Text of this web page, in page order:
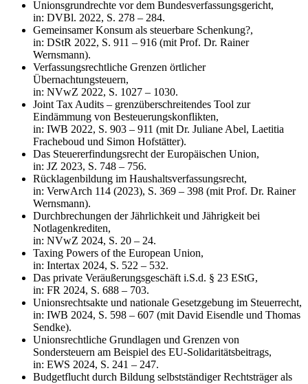
Unionsgrundrechte vor dem Bundesverfassungsgericht,
in: DVBl. 2022, S. 278 – 284.
Gemeinsamer Konsum als steuerbare Schenkung?,
in: DStR 2022, S. 911 – 916 (mit Prof. Dr. Rainer
Wernsmann).
Verfassungsrechtliche Grenzen örtlicher
Übernachtungsteuern,
in: NVwZ 2022, S. 1027 – 1030.
Joint Tax Audits – grenzüberschreitendes Tool zur
Eindämmung von Besteuerungskonflikten,
in: IWB 2022, S. 903 – 911 (mit Dr. Juliane Abel, Laetitia
Fracheboud und Simon Hofstätter).
Das Steuererfindungsrecht der Europäischen Union,
in: JZ 2023, S. 748 – 756.
Rücklagenbildung im Haushaltsverfassungsrecht,
in: VerwArch 114 (2023), S. 369 – 398 (mit Prof. Dr. Rainer
Wernsmann).
Durchbrechungen der Jährlichkeit und Jährigkeit bei
Notlagenkrediten,
in: NVwZ 2024, S. 20 – 24.
Taxing Powers of the European Union,
in: Intertax 2024, S. 522 – 532.
Das private Veräußerungsgeschäft i.S.d. § 23 EStG,
in: FR 2024, S. 688 – 703.
Unionsrechtsakte und nationale Gesetzgebung im Steuerrecht,
in: IWB 2024, S. 598 – 607 (mit David Eisendle und Thomas
Sendke).
Unionsrechtliche Grundlagen und Grenzen von
Sondersteuern am Beispiel des EU-Solidaritätsbeitrags,
in: EWS 2024, S. 241 – 247.
Budgetflucht durch Bildung selbstständiger Rechtsträger als